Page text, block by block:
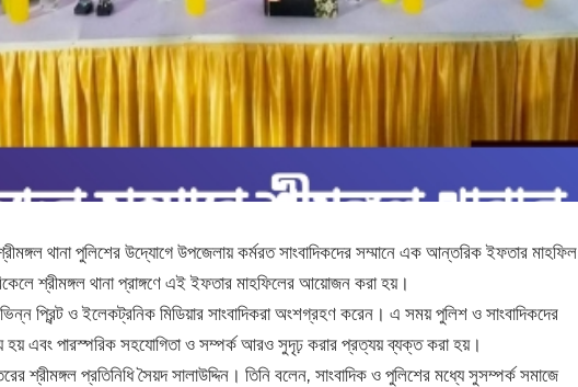
থানা পুলিশের উদ্যোগে উপজেলায় কর্মরত সাংবাদিকদের সম্মানে এক আন্তরিক ইফতার মাহফিল
শ্রীমঙ্গল থানা প্রাঙ্গণে এই ইফতার মাহফিলের আয়োজন করা হয়।
প্রিন্ট ও ইলেকট্রনিক মিডিয়ার সাংবাদিকরা অংশগ্রহণ করেন। এ সময় পুলিশ ও সাংবাদিকদের
হয় এবং পারস্পরিক সহযোগিতা ও সম্পর্ক আরও সুদৃঢ় করার প্রত্যয় ব্যক্ত করা হয়।
শ্রীমঙ্গল প্রতিনিধি সৈয়দ সালাউদ্দিন। তিনি বলেন, সাংবাদিক ও পুলিশের মধ্যে সুসম্পর্ক সমাজে